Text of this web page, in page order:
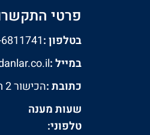
פרטי
בטלפון :
במייל :
כתובת :הכישור 2 תל אביב (פינת שלבים 16)
שעות מענה
טלפוני: